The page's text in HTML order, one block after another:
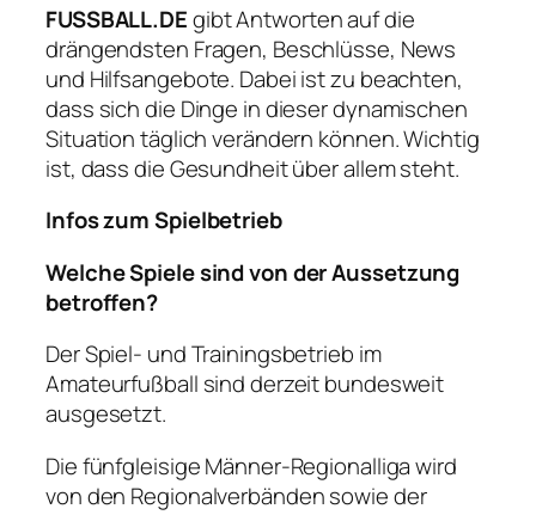
FUSSBALL.DEgibt Antworten auf die
drängendsten Fragen, Beschlüsse, News
und Hilfsangebote. Dabei ist zu beachten,
dass sich die Dinge in dieser dynamischen
Situation täglich verändern können. Wichtig
ist, dass die Gesundheit über allem steht.
Infos zum Spielbetrieb
Welche Spiele sind von der Aussetzung
betroffen?
Der Spiel- und Trainingsbetrieb im
Amateurfußball sind derzeit bundesweit
ausgesetzt.
Die fünfgleisige Männer-Regionalliga wird
von den Regionalverbänden sowie der